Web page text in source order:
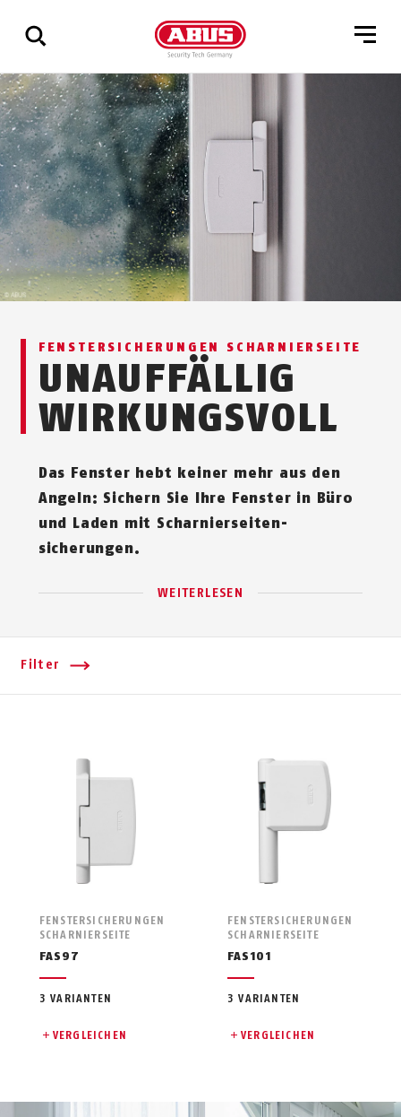
Zeige
alle
Ergebnisse
FENSTERSICHERUNGEN SCHARNIERSEITE
UNAUFFÄLLIG
WIRKUNGS­VOLL
Das Fenster hebt keiner mehr aus den
Angeln: Sichern Sie Ihre Fenster in Büro
und Laden mit Scharnier­seiten­
sicherungen.
WEITERLESEN
Filter
FENSTERSICHERUNGEN
SCHARNIERSEITE
FAS97
3 VARIANTEN
VERGLEICHEN
FENSTERSICHERUNGEN
SCHARNIERSEITE
FAS101
3 VARIANTEN
VERGLEICHEN